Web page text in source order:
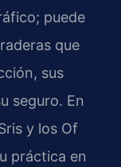
puede
que
sus
seguro. En
y los Of
práctica en